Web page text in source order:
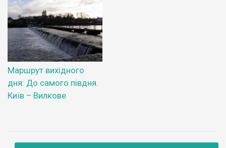
Маршрут вихідного
дня: До самого півдня.
Київ – Вилкове